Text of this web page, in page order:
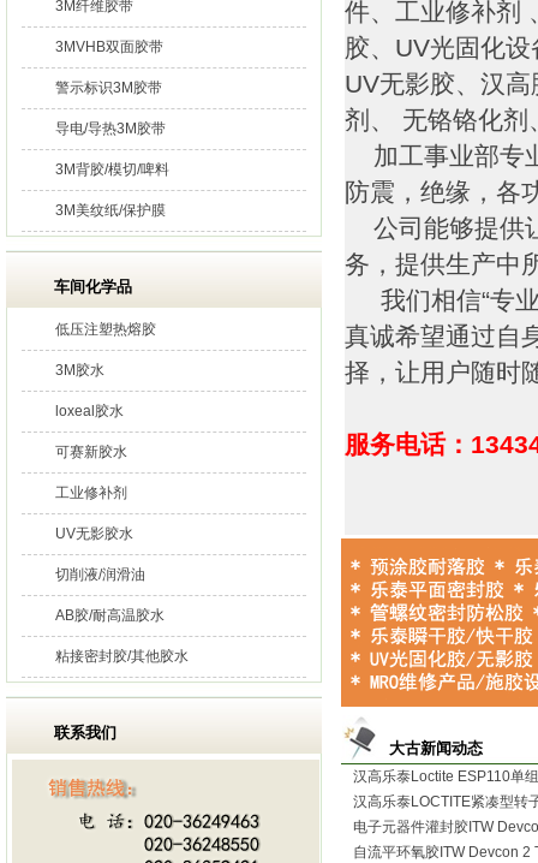
3M纤维胶带
3MVHB双面胶带
警示标识3M胶带
导电/导热3M胶带
3M背胶/模切/啤料
3M美纹纸/保护膜
车间化学品
低压注塑热熔胶
3M胶水
loxeal胶水
可赛新胶水
工业修补剂
UV无影胶水
切削液/润滑油
AB胶/耐高温胶水
粘接密封胶/其他胶水
联系我们
件、工业修补剂
胶、UV光固化
UV无影胶、汉
剂、 无铬铬化剂
加工事业部专
防震，绝缘，各
公司能够提供
务，提供生产中
我们相信“专业
真诚希望通过自
择，让用户随时
服务电话：
大古新闻动态
汉高乐泰Loctite ESP110
汉高乐泰LOCTITE紧凑型
电子元器件灌封胶ITW
自流平环氧胶ITW Devcon